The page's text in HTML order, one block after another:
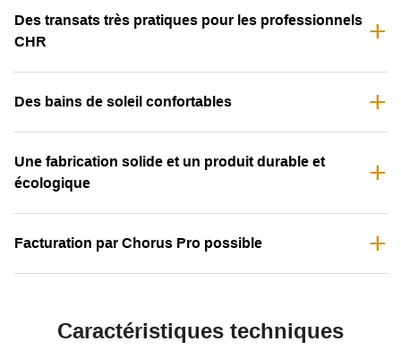
Des transats très pratiques pour les professionnels
CHR
Des bains de soleil confortables
Une fabrication solide et un produit durable et
écologique
Facturation par Chorus Pro possible
Caractéristiques techniques